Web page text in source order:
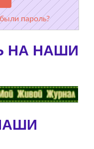
пароль?
НА НАШИ